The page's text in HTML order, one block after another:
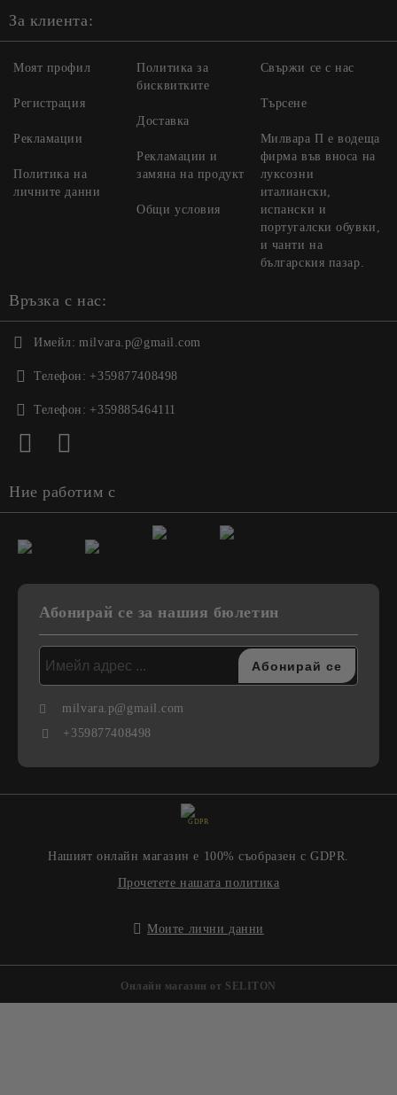
За клиента:
Моят профил
Регистрация
Рекламации
Политика на
личните данни
Политика за
бисквитките
Доставка
Рекламации и
замяна на продукт
Общи условия
Свържи се с нас
Търсене
Милвара П е водеща
фирма във вноса на
луксозни
италиански,
испански и
португалски обувки,
и чанти на
българския пазар.
Връзка с нас:
Имейл: milvara.p@gmail.com
Телефон: +359877408498
Телефон: +359885464111
Ние работим с
Абонирай се за нашия бюлетин
milvara.p@gmail.com
+359877408498
GDPR
Нашият онлайн магазин е 100% съобразен с GDPR.
Прочетете нашата политика
Моите лични данни
Онлайн магазин от SELITON